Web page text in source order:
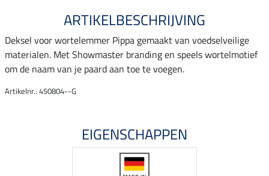
ARTIKELBESCHRIJVING
Deksel voor wortelemmer Pippa gemaakt van voedselveilige
materialen. Met Showmaster branding en speels wortelmotief
om de naam van je paard aan toe te voegen.
Artikelnr.: 450804--G
EIGENSCHAPPEN